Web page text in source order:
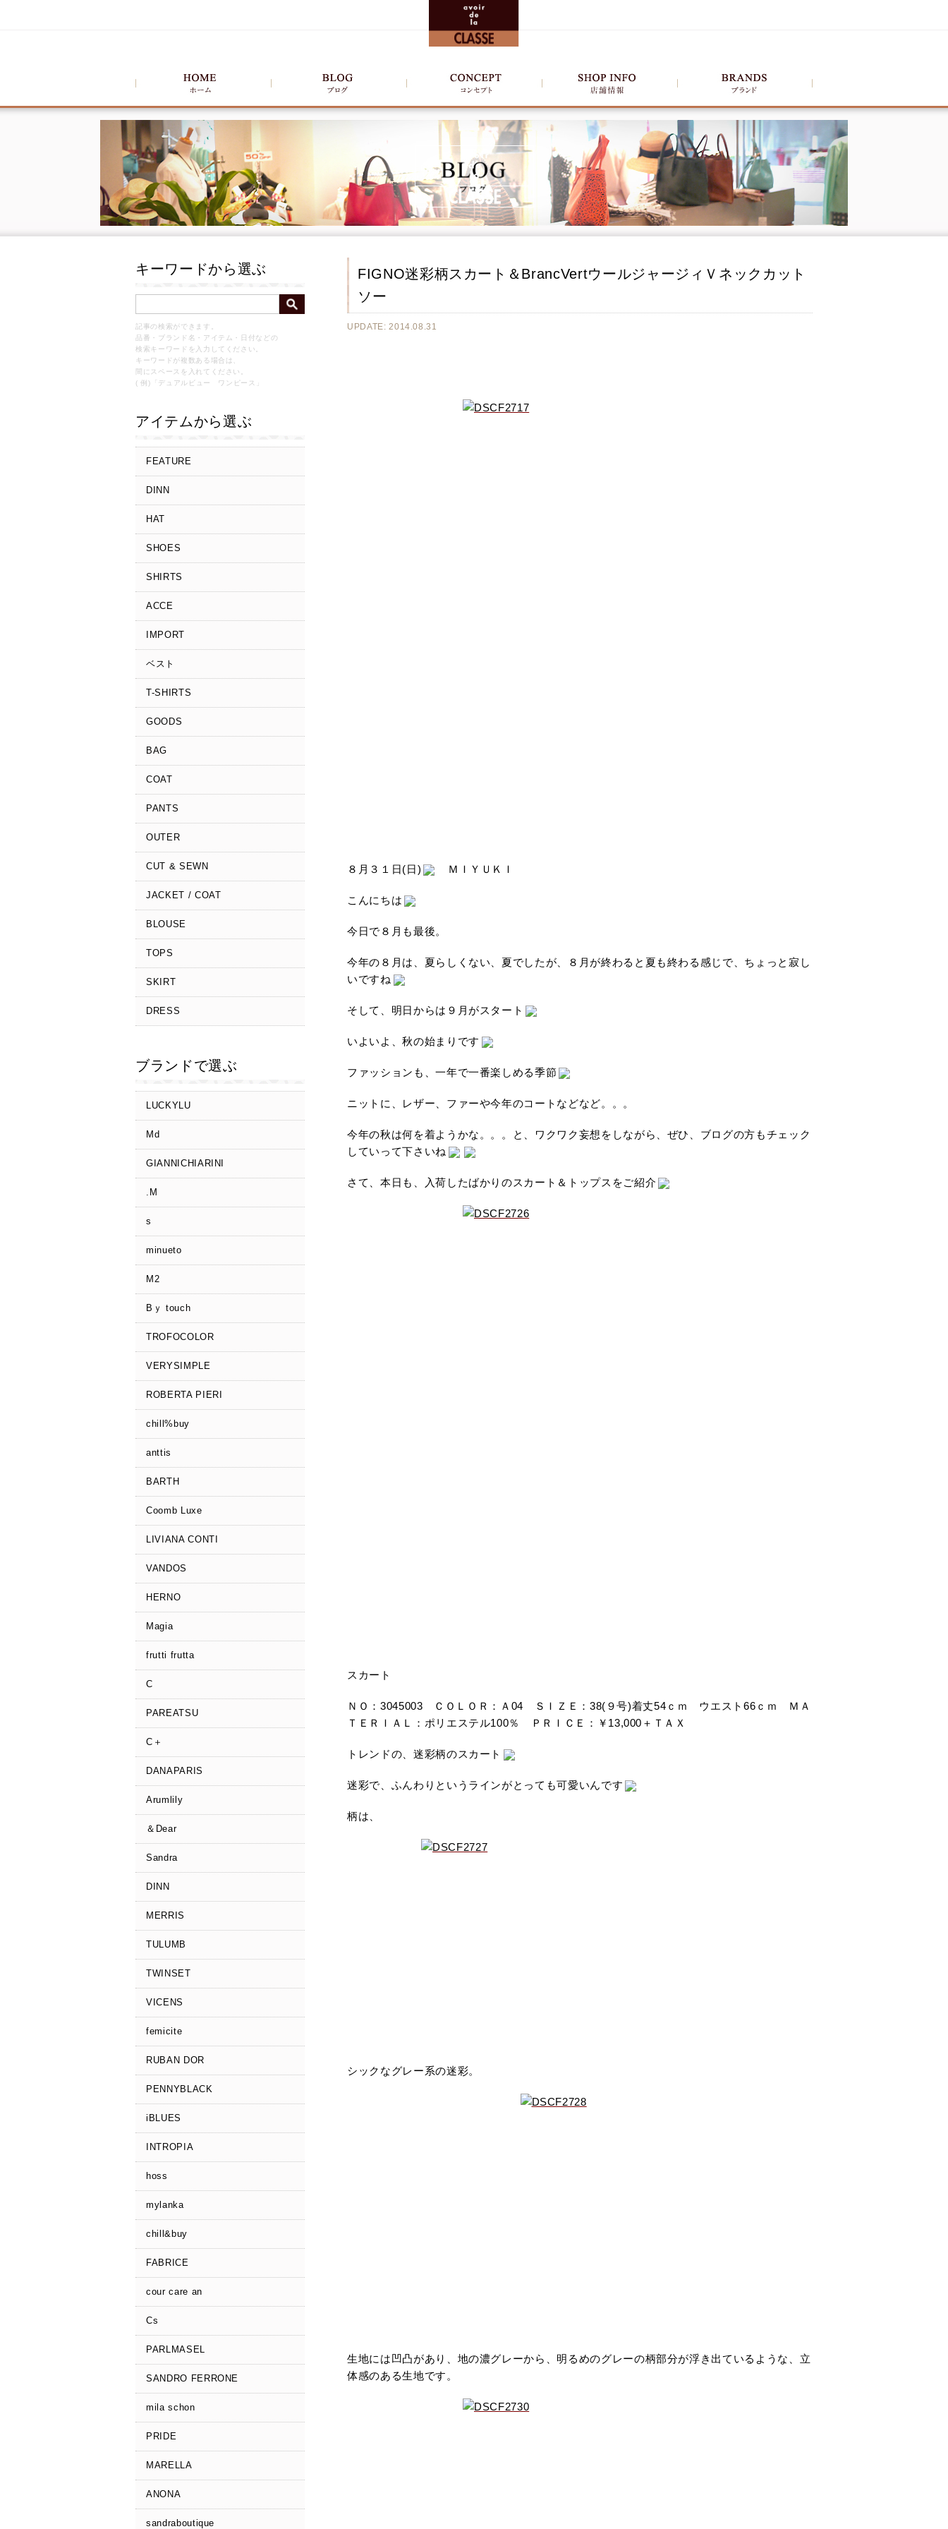
キーワードから選ぶ
記事の検索ができます。
品番・ブランド名・アイテム・日付などの
検索キーワードを入力してください。
キーワードが複数ある場合は、
間にスペースを入れてください。
( 例)「デュアルビュー ワンピース」
アイテムから選ぶ
FEATURE
DINN
HAT
SHOES
SHIRTS
ACCE
IMPORT
ベスト
T-SHIRTS
GOODS
BAG
COAT
PANTS
OUTER
CUT & SEWN
JACKET / COAT
BLOUSE
TOPS
SKIRT
DRESS
ブランドで選ぶ
LUCKYLU
Md
GIANNICHIARINI
.M
s
minueto
M2
Bｙ touch
TROFOCOLOR
VERYSIMPLE
ROBERTA PIERI
chill%buy
anttis
BARTH
Coomb Luxe
LIVIANA CONTI
VANDOS
HERNO
Magia
frutti frutta
C
PAREATSU
C＋
DANAPARIS
Arumlily
＆Dear
Sandra
DINN
MERRIS
TULUMB
TWINSET
VICENS
femicite
RUBAN DOR
PENNYBLACK
iBLUES
INTROPIA
hoss
mylanka
chill&buy
FABRICE
cour care an
Cs
PARLMASEL
SANDRO FERRONE
mila schon
PRIDE
MARELLA
ANONA
sandraboutique
FIGNO迷彩柄スカート＆BrancVertウールジャージィＶネックカット
ソー
UPDATE: 2014.08.31
８月３１日(日) ＭＩＹＵＫＩ
こんにちは
今日で８月も最後。
今年の８月は、夏らしくない、夏でしたが、８月が終わると夏も終わる感じで、ちょっと寂し
いですね
そして、明日からは９月がスタート
いよいよ、秋の始まりです
ファッションも、一年で一番楽しめる季節
ニットに、レザー、ファーや今年のコートなどなど。。。
今年の秋は何を着ようかな。。。と、ワクワク妄想をしながら、ぜひ、ブログの方もチェック
していって下さいね
さて、本日も、入荷したばかりのスカート＆トップスをご紹介
スカート
ＮＯ：3045003 ＣＯＬＯＲ：Ａ04 ＳＩＺＥ：38(９号)着丈54ｃｍ ウエスト66ｃｍ ＭＡ
ＴＥＲＩＡＬ：ポリエステル100％ ＰＲＩＣＥ：￥13,000＋ＴＡＸ
トレンドの、迷彩柄のスカート
迷彩で、ふんわりというラインがとっても可愛いんです
柄は、
シックなグレー系の迷彩。
生地には凹凸があり、地の濃グレーから、明るめのグレーの柄部分が浮き出ているような、立
体感のある生地です。